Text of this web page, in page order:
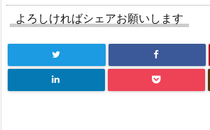
よろしければシェアお願いします